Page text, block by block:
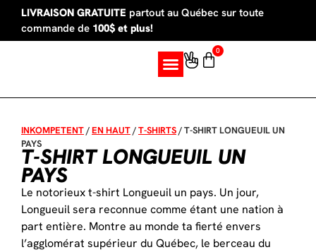
LIVRAISON GRATUITE partout au Québec sur toute
commande de 100$ et plus!
0
INKOMPETENT/EN HAUT/T-SHIRTS/T-SHIRT LONGUEUIL UN
PAYS
T-SHIRT LONGUEUIL UN
PAYS
Le notorieux t-shirt Longueuil un pays. Un jour,
Longueuil sera reconnue comme étant une nation à
part entière. Montre au monde ta fierté envers
l’agglomérat supérieur du Québec, le berceau du